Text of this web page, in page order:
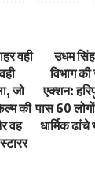
वही
जो
की
वह
उधम
विभाग
एक्शन:
पास 60
धार्मिक